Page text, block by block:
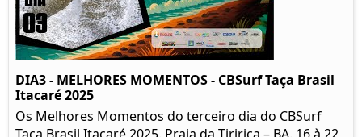
DIA3 - MELHORES MOMENTOS - CBSurf Taça Brasil
Itacaré 2025
Os Melhores Momentos do terceiro dia do CBSurf